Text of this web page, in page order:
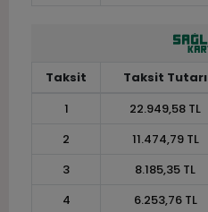
Taksit Taksit Tutarı
1
22.949,58 TL
2
11.474,79 TL
3
8.185,35 TL
4
6.253,76 TL